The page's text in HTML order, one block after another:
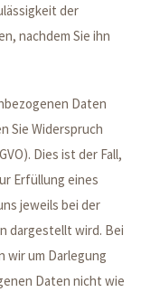
der
nachdem Sie ihn
Daten
Sie Widerspruch
Dies ist der Fall,
Erfüllung eines
jeweils bei der
dargestellt wird. Bei
wir um Darlegung
Daten nicht wie